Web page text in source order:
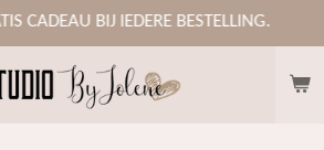
CADEAU BIJ IEDERE BESTELLING.